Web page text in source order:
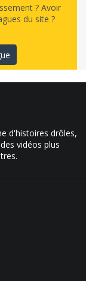
? Avoir
du site ?
d'histoires drôles,
vidéos plus